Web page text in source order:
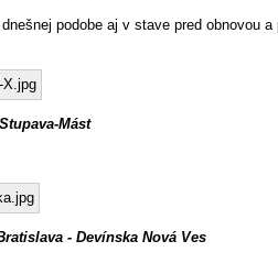
podobe aj v stave pred obnovou
Mást
- Devínska Nová Ves